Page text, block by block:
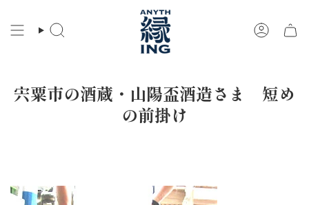
検
ア
宍粟市の酒蔵・山陽盃酒造さま 短め
の前掛け